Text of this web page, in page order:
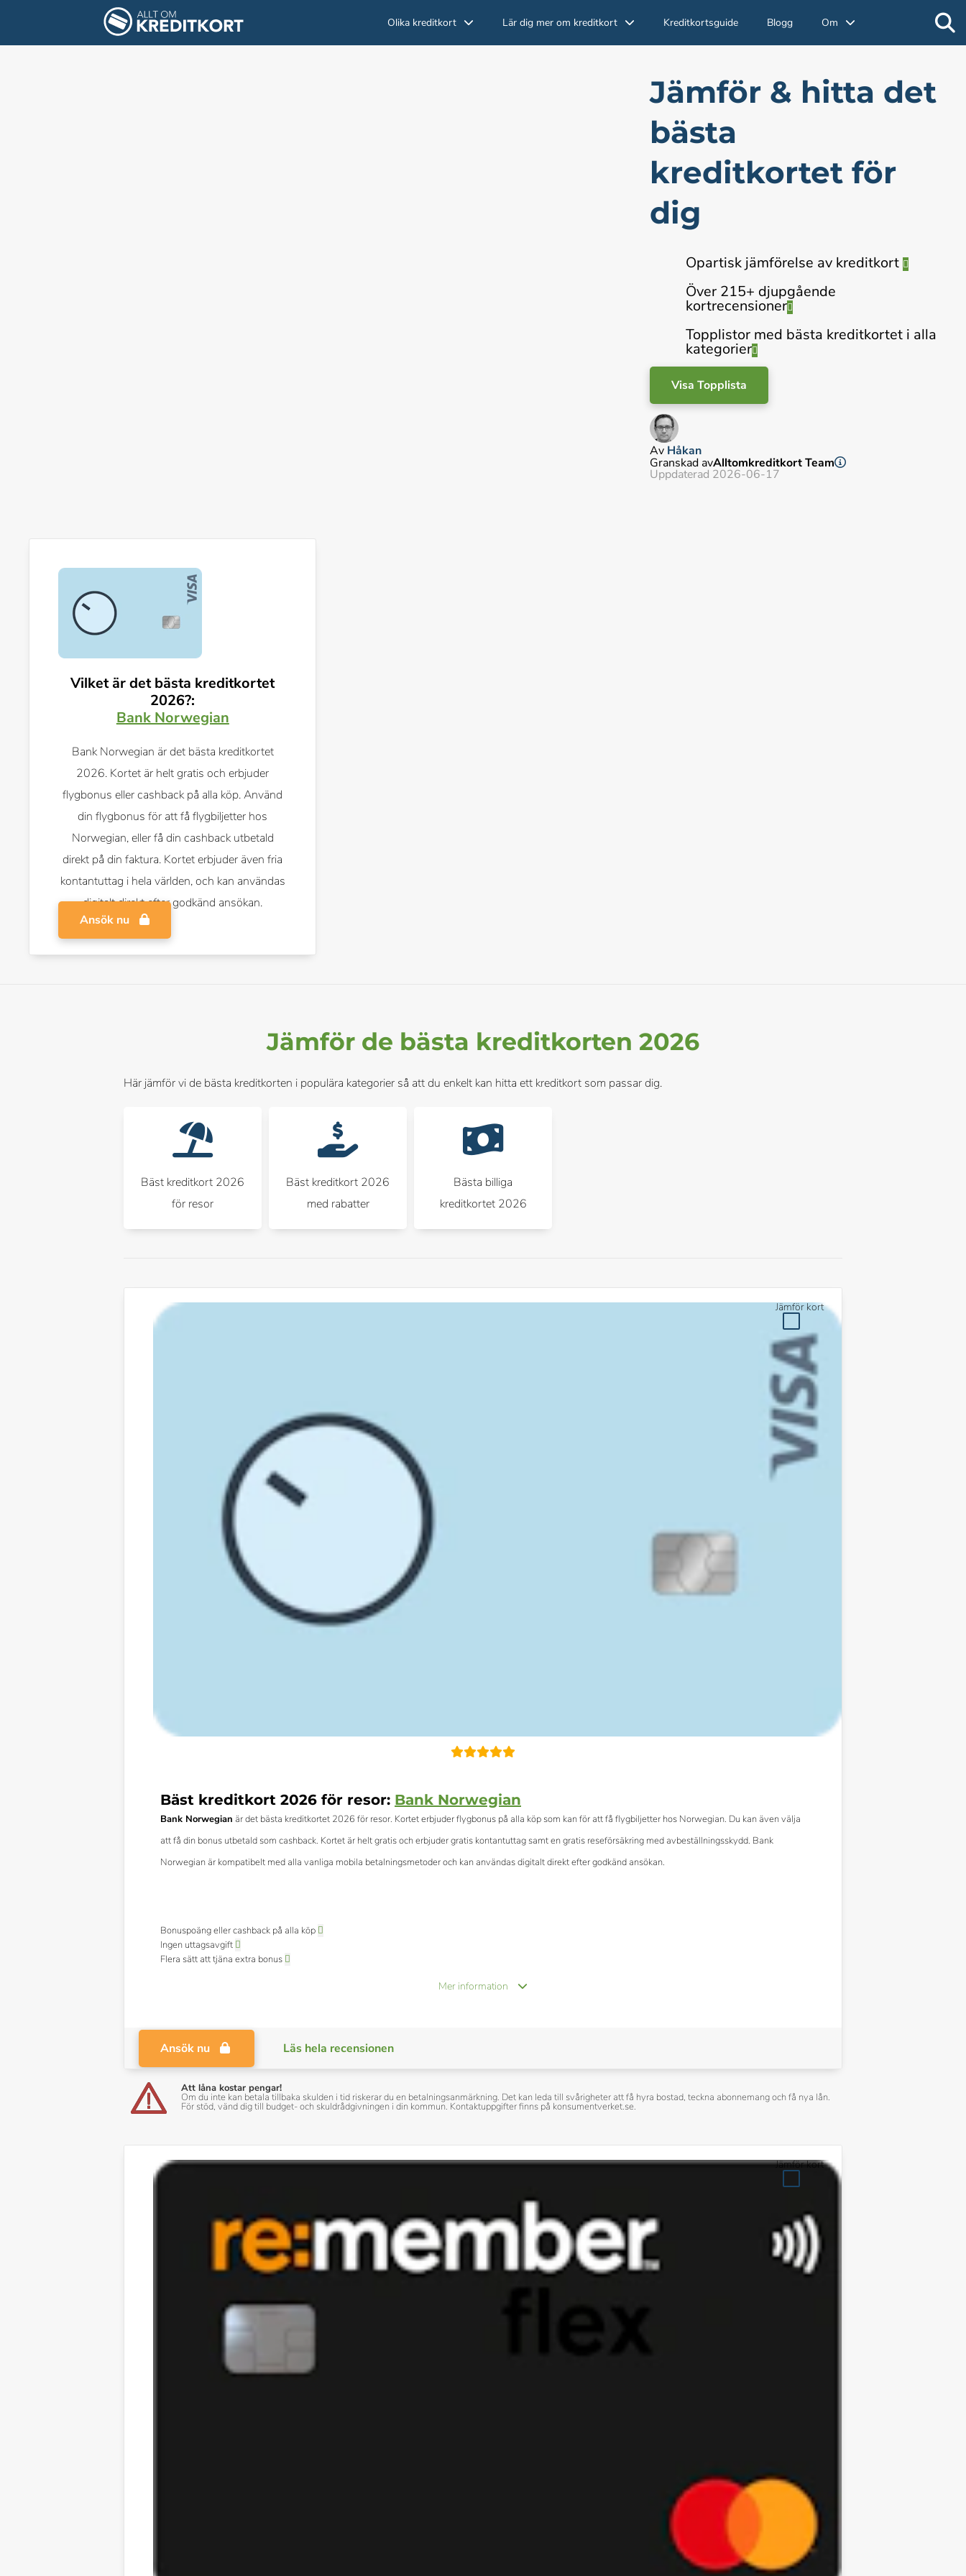
Olika kreditkort Lär dig mer om kreditkort Kreditkortsguide Blogg Om
Jämför & hitta det
bästa
kreditkortet för
dig
Opartisk jämförelse av kreditkort
Över 215+ djupgående
kortrecensioner
Topplistor med bästa kreditkortet i alla
kategorier
Visa Topplista
Av Håkan
Granskad avAlltomkreditkort Team
Uppdaterad 2026-06-17
Vilket är det bästa kreditkortet
2026?:
Bank Norwegian
Bank Norwegian är det bästa kreditkortet
2026. Kortet är helt gratis och erbjuder
flygbonus eller cashback på alla köp. Använd
din flygbonus för att få flygbiljetter hos
Norwegian, eller få din cashback utbetald
direkt på din faktura. Kortet erbjuder även fria
kontantuttag i hela världen, och kan användas
digitalt direkt efter godkänd ansökan.
Ansök nu
Jämför de bästa kreditkorten 2026
Här jämför vi de bästa kreditkorten i populära kategorier så att du enkelt kan hitta ett kreditkort som passar dig.
Bäst kreditkort 2026
för resor
Bäst kreditkort 2026
med rabatter
Bästa billiga
kreditkortet 2026
Bäst kreditkort 2026 för resor: Bank Norwegian
Bank Norwegian är det bästa kreditkortet 2026 för resor. Kortet erbjuder flygbonus på alla köp som kan för att få flygbiljetter hos Norwegian. Du kan även välja
att få din bonus utbetald som cashback. Kortet är helt gratis och erbjuder gratis kontantuttag samt en gratis reseförsäkring med avbeställningsskydd. Bank
Norwegian är kompatibelt med alla vanliga mobila betalningsmetoder och kan användas digitalt direkt efter godkänd ansökan.
Bonuspoäng eller cashback på alla köp
Ingen uttagsavgift
Flera sätt att tjäna extra bonus
Mer information
Ansök nu Läs hela recensionen
Jämför kort
Att låna kostar pengar!
Om du inte kan betala tillbaka skulden i tid riskerar du en betalningsanmärkning. Det kan leda till svårigheter att få hyra bostad, teckna abonnemang och få nya lån.
För stöd, vänd dig till budget- och skuldrådgivningen i din kommun. Kontaktuppgifter finns på konsumentverket.se.
Jämför kort